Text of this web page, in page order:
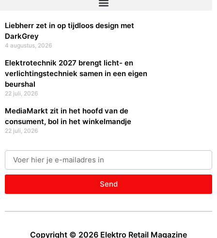
Liebherr zet in op tijdloos design met
DarkGrey
4 augustus, 2026
Elektrotechnik 2027 brengt licht- en
verlichtingstechniek samen in een eigen
beurshal
22 juli, 2026
MediaMarkt zit in het hoofd van de
consument, bol in het winkelmandje
22 juli, 2026
Send
Copyright © 2026 Elektro Retail Magazine